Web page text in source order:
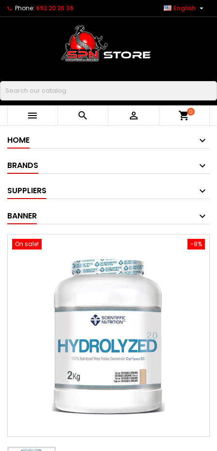
Phone: 692 20 26 36 English 
Buscar
   shopping_cart0
HOME
BRANDS
SUPPLIERS
BANNER
-8%
On sale!